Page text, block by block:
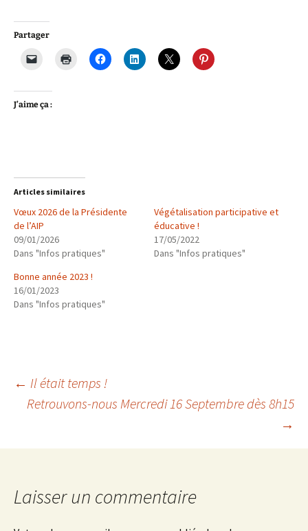
Partager
J’aime ça :
Articles similaires
Vœux 2026 de la Présidente
de l’AIP
09/01/2026
Dans "Infos pratiques"
Végétalisation participative et
éducative !
17/05/2022
Dans "Infos pratiques"
Bonne année 2023 !
16/01/2023
Dans "Infos pratiques"
Navigation
← Il était temps !
Retrouvons-nous Mercredi 16 Septembre dès 8h15
→
Laisser un commentaire